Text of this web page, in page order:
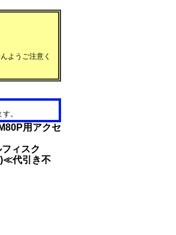
ようご注意く
。
用アクセ
ィスク
代引き不